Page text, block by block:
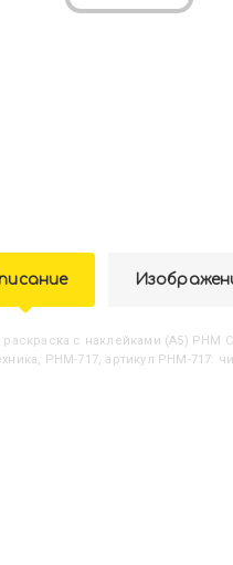
Раскраска с наклейками (А5) РНМ
РНМ-717, артикул РНМ-717: